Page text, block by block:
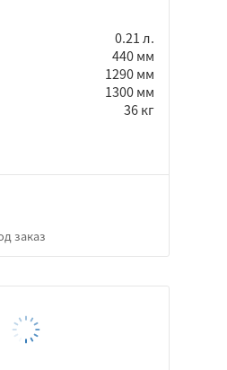
0.21 л.
440 мм
1290 мм
1300 мм
36 кг